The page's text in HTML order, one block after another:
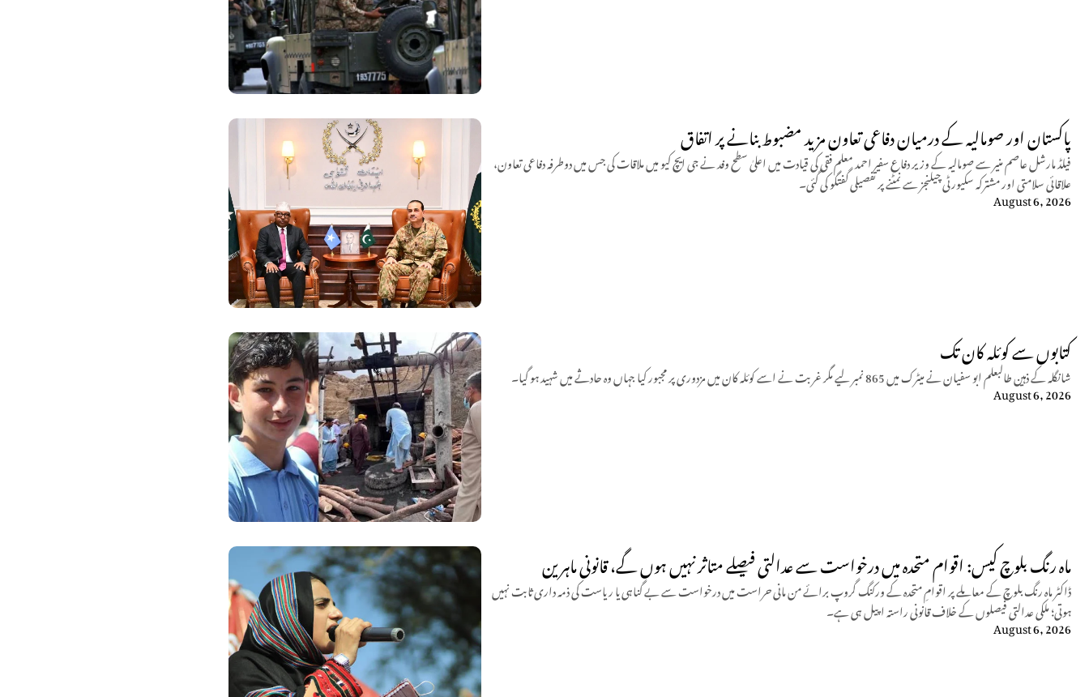
پاکستان اور صومالیہ کے درمیان دفاعی تعاون مزید مضبوط بنانے پر اتفاق
فیلڈ مارشل عاصم منیر سے صومالیہ کے وزیر دفاع سفیر احمد معلم فقی کی قیادت میں اعلیٰ سطح وفد نے جی ایچ کیو میں ملاقات کی جس میں دوطرفہ دفاعی تعاون،
علاقائی سلامتی اور مشترکہ سکیورٹی چیلنجز سے نمٹنے پر تفصیلی گفتگو کی گئی۔
August 6, 2026
کتابوں سے کوئلہ کان تک
شانگلہ کے ذہین طالبعلم ابو سفیان نے میٹرک میں 865 نمبر لیے مگر غربت نے اسے کوئلہ کان میں مزدوری پر مجبور کیا جہاں وہ حادثے میں شہید ہو گیا۔
August 6, 2026
ماہ رنگ بلوچ کیس: اقوام متحدہ میں درخواست سے عدالتی فیصلے متاثر نہیں ہوں گے، قانونی ماہرین
ڈاکٹر ماہ رنگ بلوچ کے معاملے پر اقوامِ متحدہ کے ورکنگ گروپ برائے من مانی حراست میں درخواست سے بے گناہی یا ریاست کی ذمہ داری ثابت نہیں
ہوتی؛ ملکی عدالتی فیصلوں کے خلاف قانونی راستہ اپیل ہی ہے۔
August 6, 2026